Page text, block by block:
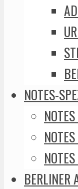
NOTES-
BERLINER